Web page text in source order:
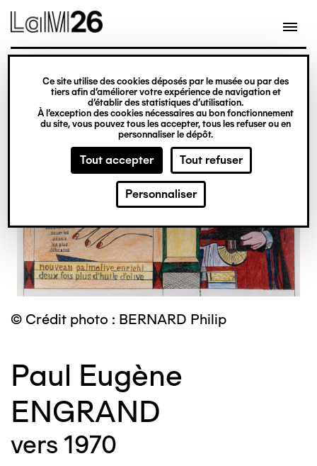
Gestion des cookies
Ce site utilise des cookies déposés par le musée ou par des
tiers afin d’améliorer votre expérience de navigation et
d’établir des statistiques d’utilisation.
À l’exception des cookies nécessaires au bon fonctionnement
du site, vous pouvez tous les accepter, tous les refuser ou en
personnaliser le dépôt.
Tout accepter Tout refuser
Personnaliser
contenu
© Crédit photo : BERNARD Philip
Paul Eugène
ENGRAND
vers 1970